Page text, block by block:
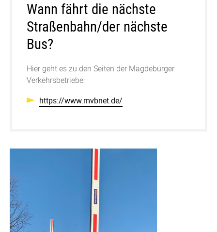
Wann fährt die nächste
Straßenbahn/der nächste
Bus?
Hier geht es zu den Seiten der Magdeburger
Verkehrsbetriebe:
https://www.mvbnet.de/